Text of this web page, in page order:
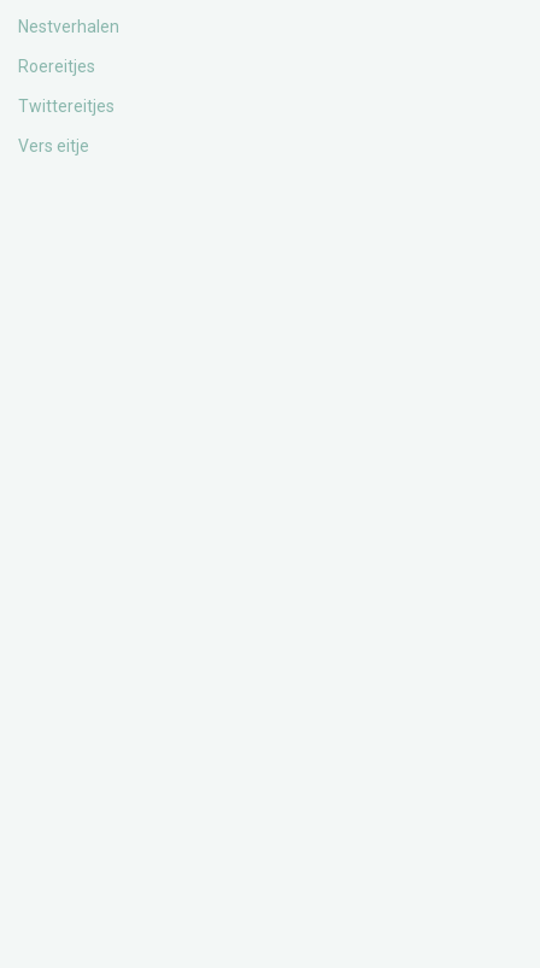
Nestverhalen
Roereitjes
Twittereitjes
Vers eitje